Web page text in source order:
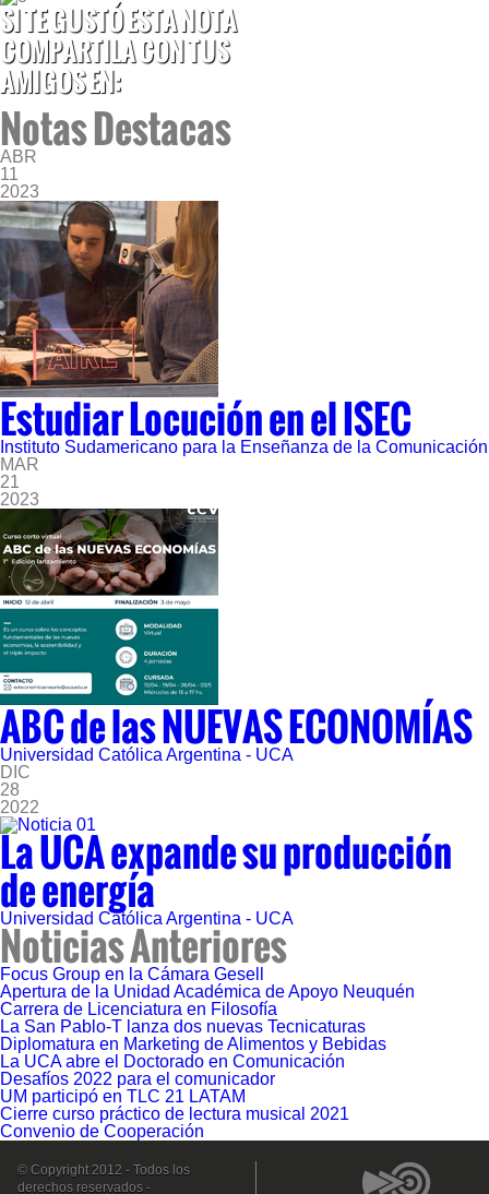
SI TE GUSTÓ ESTA NOTA
COMPARTILA CON TUS
AMIGOS EN:
Notas Destacas
ABR
11
2023
Estudiar Locución en el ISEC
Instituto Sudamericano para la Enseñanza de la Comunicación
MAR
21
2023
ABC de las NUEVAS ECONOMÍAS
Universidad Católica Argentina - UCA
DIC
28
2022
La UCA expande su producción
de energía
Universidad Católica Argentina - UCA
Noticias Anteriores
Focus Group en la Cámara Gesell
Apertura de la Unidad Académica de Apoyo Neuquén
Carrera de Licenciatura en Filosofía
La San Pablo-T lanza dos nuevas Tecnicaturas
Diplomatura en Marketing de Alimentos y Bebidas
La UCA abre el Doctorado en Comunicación
Desafíos 2022 para el comunicador
UM participó en TLC 21 LATAM
Cierre curso práctico de lectura musical 2021
Convenio de Cooperación
© Copyright 2012 - Todos los
derechos reservados -